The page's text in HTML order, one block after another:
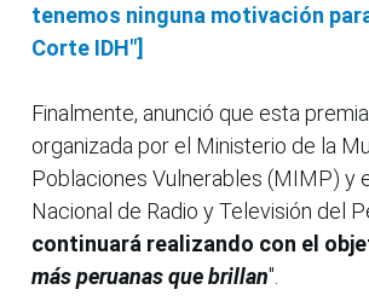
tenemos ninguna motivación
Corte IDH"]
Finalmente, anunció que esta
organizada por el Ministerio de la
Poblaciones Vulnerables (MIMP) y
Nacional de Radio y Televisión del
continuará realizando con el
más peruanas que brillan".